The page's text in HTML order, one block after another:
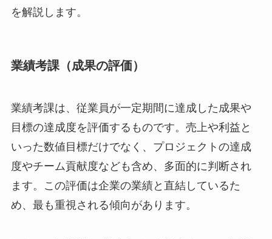
を解説します。
業績考課（成果の評価）
業績考課は、従業員が一定期間に達成した成果や
目標の達成度を評価するものです。売上や利益と
いった数値目標だけでなく、プロジェクトの達成
度やチーム貢献度なども含め、多面的に判断され
ます。この評価は企業の業績と直結しているた
め、最も重視される傾向があります。